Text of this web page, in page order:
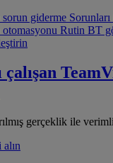
giderme
Rutin BT
çalışan
gerçeklik ile